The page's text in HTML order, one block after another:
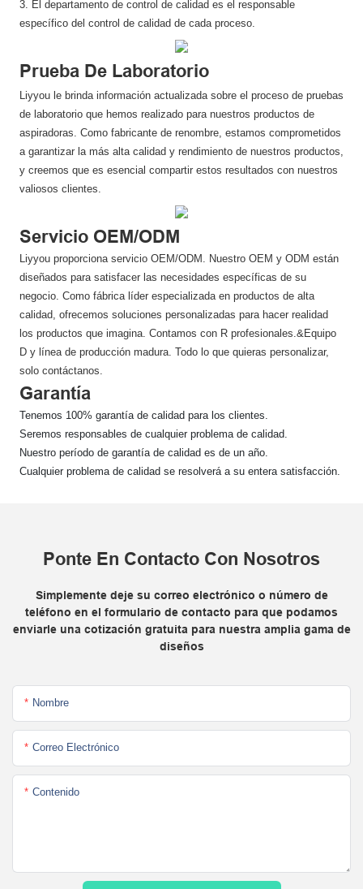
3. El departamento de control de calidad es el responsable
específico del control de calidad de cada proceso.
Prueba De Laboratorio
Liyyou le brinda información actualizada sobre el proceso de pruebas
de laboratorio que hemos realizado para nuestros productos de
aspiradoras. Como fabricante de renombre, estamos comprometidos
a garantizar la más alta calidad y rendimiento de nuestros productos,
y creemos que es esencial compartir estos resultados con nuestros
valiosos clientes.
Servicio OEM/ODM
Liyyou proporciona servicio OEM/ODM. Nuestro OEM y ODM están
diseñados para satisfacer las necesidades específicas de su
negocio. Como fábrica líder especializada en productos de alta
calidad, ofrecemos soluciones personalizadas para hacer realidad
los productos que imagina. Contamos con R profesionales.&Equipo
D y línea de producción madura. Todo lo que quieras personalizar,
solo contáctanos.
Garantía
Tenemos 100% garantía de calidad para los clientes.
Seremos responsables de cualquier problema de calidad.
Nuestro período de garantía de calidad es de un año.
Cualquier problema de calidad se resolverá a su entera satisfacción.
Ponte En Contacto Con Nosotros
Simplemente deje su correo electrónico o número de
teléfono en el formulario de contacto para que podamos
enviarle una cotización gratuita para nuestra amplia gama de
diseños
Nombre
Correo Electrónico
Contenido